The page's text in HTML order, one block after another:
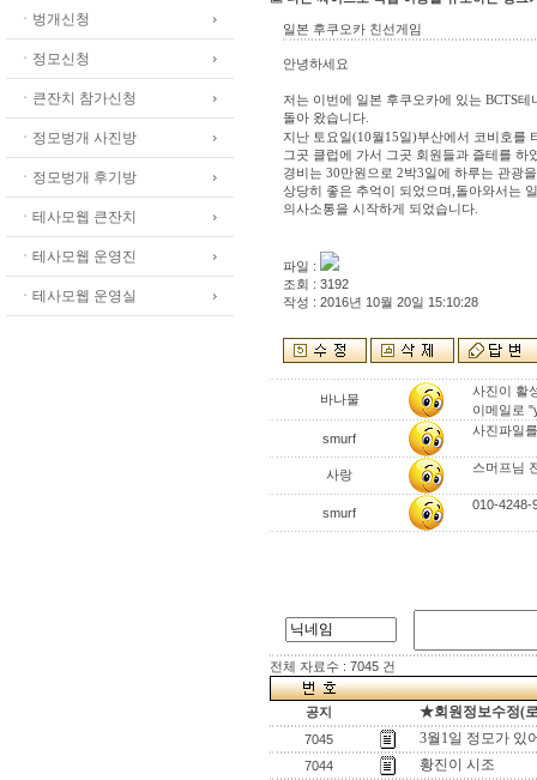
ㆍ벙개신청
ㆍ정모신청
ㆍ큰잔치 참가신청
ㆍ정모벙개 사진방
ㆍ정모벙개 후기방
ㆍ테사모웹 큰잔치
ㆍ테사모웹 운영진
ㆍ테사모웹 운영실
일본 후쿠오카 친선게임
안녕하세요
저는 이번에 일본 후쿠오카에 있는 BCTS
돌아 왔습니다.
지난 토요일(10월15일)부산에서 코비호를
그곳 클럽에 가서 그곳 회원들과 즐테를 하
경비는 30만원으로 2박3일에 하루는 관광
상당히 좋은 추억이 되었으며,돌아와서는
의사소통을 시작하게 되었습니다.
파일 :
조회 : 3192
작성 : 2016년 10월 20일 15:10:28
바나물
사진이 활
이메일로
smurf
사진파일
사랑 스머프님
smurf
010-4248-
전체 자료수 : 7045 건
공지 ★회원정보수정(
7045 3월1일 정모가 있
7044 황진이 시조